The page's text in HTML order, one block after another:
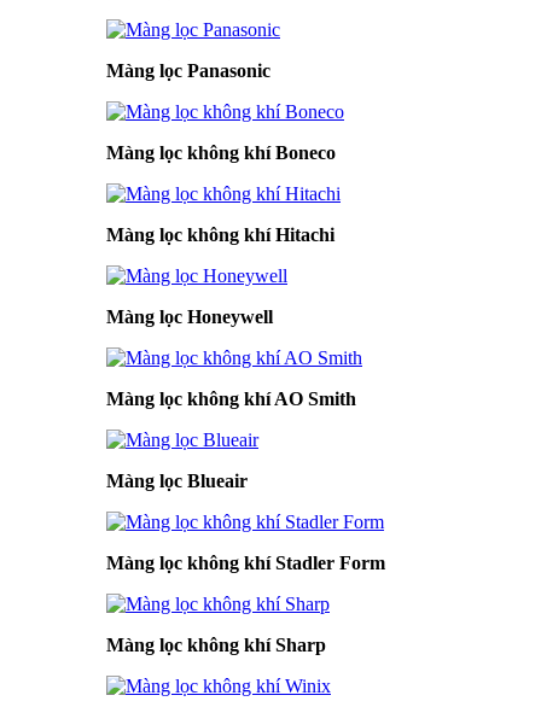
Màng lọc Panasonic
Màng lọc không khí Boneco
Màng lọc không khí Hitachi
Màng lọc Honeywell
Màng lọc không khí AO Smith
Màng lọc Blueair
Màng lọc không khí Stadler Form
Màng lọc không khí Sharp